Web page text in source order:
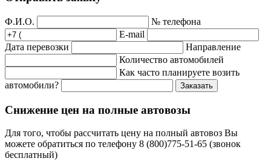
Ф.И.О.
№ телефона
E-mail
Дата перевозки
Направление
Количество автомобилей
Как часто планируете возить
автомобили?
Заказать
Снижение цен на полные автовозы
Для того, чтобы рассчитать цену на полный автовоз Вы
можете обратиться по телефону 8 (800)775-51-65 (звонок
бесплатный)